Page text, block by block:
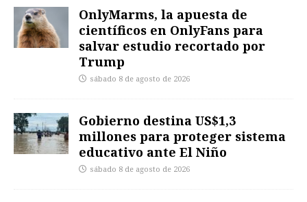
OnlyMarms, la apuesta de
científicos en OnlyFans para
salvar estudio recortado por
Trump
sábado 8 de agosto de 2026
Gobierno destina US$1,3
millones para proteger sistema
educativo ante El Niño
sábado 8 de agosto de 2026